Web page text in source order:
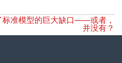
标准模型的巨大缺口——或者，
并没有？